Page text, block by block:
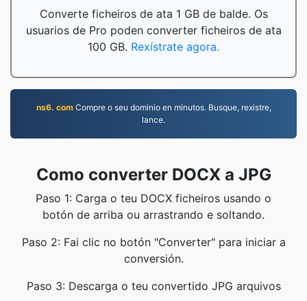
Converte ficheiros de ata 1 GB de balde. Os
usuarios de Pro poden converter ficheiros de ata
100 GB. Rexístrate agora.
ns6. comCompre o seu dominio en minutos. Busque, rexistre,
lance.
Como converter DOCX a JPG
Paso 1: Carga o teu DOCX ficheiros usando o
botón de arriba ou arrastrando e soltando.
Paso 2: Fai clic no botón "Converter" para iniciar a
conversión.
Paso 3: Descarga o teu convertido JPG arquivos